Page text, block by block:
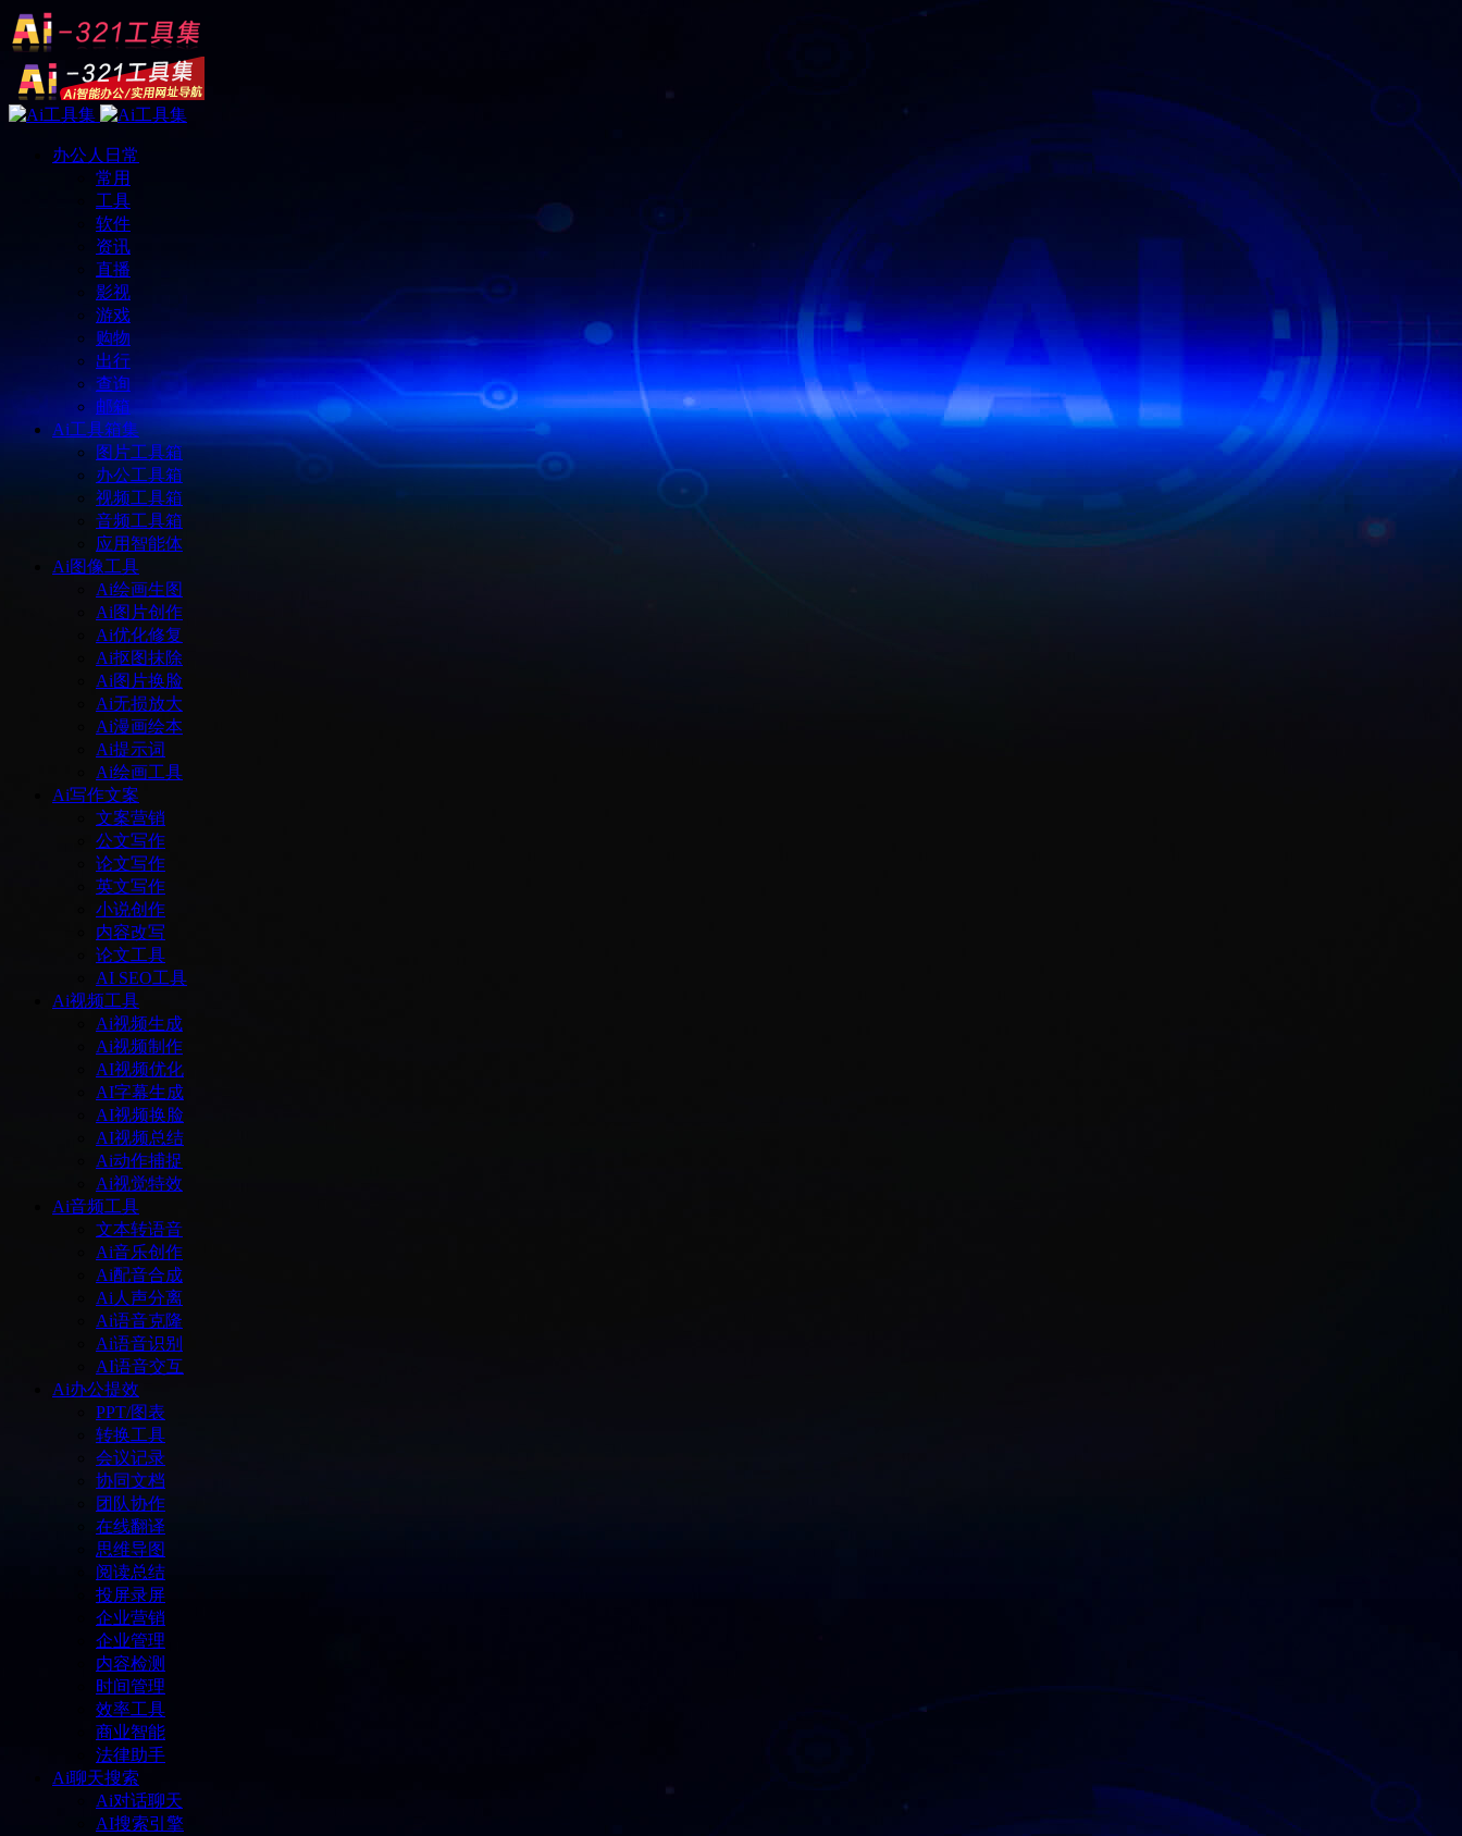
办公人日常
常用
工具
软件
资讯
直播
影视
游戏
购物
出行
查询
邮箱
Ai工具箱集
图片工具箱
办公工具箱
视频工具箱
音频工具箱
应用智能体
Ai图像工具
Ai绘画生图
Ai图片创作
Ai优化修复
Ai抠图抹除
Ai图片换脸
Ai无损放大
Ai漫画绘本
Ai提示词
Ai绘画工具
Ai写作文案
文案营销
公文写作
论文写作
英文写作
小说创作
内容改写
论文工具
AI SEO工具
Ai视频工具
Ai视频生成
Ai视频制作
AI视频优化
AI字幕生成
AI视频换脸
AI视频总结
Ai动作捕捉
Ai视觉特效
Ai音频工具
文本转语音
Ai音乐创作
Ai配音合成
Ai人声分离
Ai语音克隆
Ai语音识别
AI语音交互
Ai办公提效
PPT/图表
转换工具
会议记录
协同文档
团队协作
在线翻译
思维导图
阅读总结
投屏录屏
企业营销
企业管理
内容检测
时间管理
效率工具
商业智能
法律助手
Ai聊天搜索
Ai对话聊天
AI搜索引擎